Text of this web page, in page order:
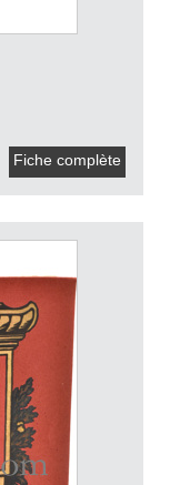
Fiche complète